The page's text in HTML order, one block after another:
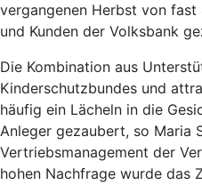
vergangenen Herbst von
und Kunden der Volksbank
Die Kombination aus
Kinderschutzbundes und
häufig ein Lächeln in die
Anleger gezaubert, so Maria
Vertriebsmanagement der
hohen Nachfrage wurde das